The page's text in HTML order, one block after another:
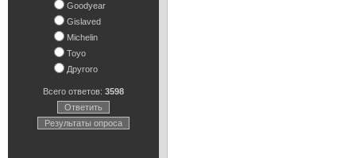
Goodyear
Gislaved
Michelin
Toyo
Другого
Всего ответов: 3598
Ответить
Результаты опроса